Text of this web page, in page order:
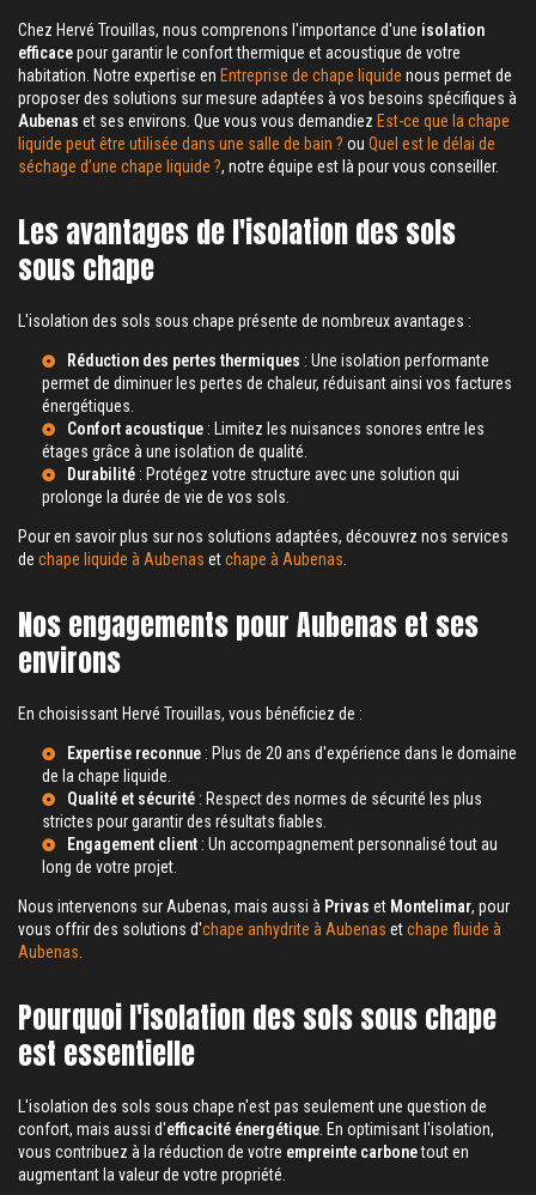
Chez Hervé Trouillas, nous comprenons l'importance d'une isolation
efficacepour garantir le confort thermique et acoustique de votre
habitation. Notre expertise en Entreprise de chape liquide nous permet de
proposer des solutions sur mesure adaptées à vos besoins spécifiques à
Aubenas et ses environs. Que vous vous demandiez Est-ce que la chape
liquide peut être utilisée dans une salle de bain ? ou Quel est le délai de
séchage d’une chape liquide ?, notre équipe est là pour vous conseiller.
Les avantages de l'isolation des sols
sous chape
L'isolation des sols sous chape présente de nombreux avantages :
Réduction des pertes thermiques : Une isolation performante
permet de diminuer les pertes de chaleur, réduisant ainsi vos factures
énergétiques.
Confort acoustique : Limitez les nuisances sonores entre les
étages grâce à une isolation de qualité.
Durabilité : Protégez votre structure avec une solution qui
prolonge la durée de vie de vos sols.
Pour en savoir plus sur nos solutions adaptées, découvrez nos services
de chape liquide à Aubenas etchape à Aubenas
Nos engagements pour Aubenas et ses
environs
En choisissant Hervé Trouillas, vous bénéficiez de :
Expertise reconnue : Plus de 20 ans d'expérience dans le domaine
de la chape liquide.
Qualité et sécurité : Respect des normes de sécurité les plus
strictes pour garantir des résultats fiables.
Engagement client : Un accompagnement personnalisé tout au
long de votre projet.
Nous intervenons sur Aubenas, mais aussi à Privas et Montelimar, pour
vous offrir des solutions d'chape anhydrite à Aubenas etchape fluide à
Aubenas
Pourquoi l'isolation des sols sous chape
est essentielle
L'isolation des sols sous chape n'est pas seulement une question de
confort, mais aussi d'efficacité énergétique . En optimisant l'isolation,
vous contribuez à la réduction de votre empreinte carbonetout en
augmentant la valeur de votre propriété.